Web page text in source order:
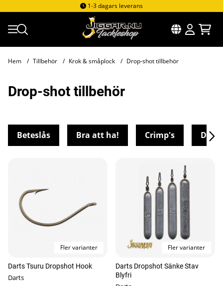
1-3 dagars leverans
Hem Tillbehör Krok & småplock Drop-shot tillbehör
Drop-shot tillbehör
Beteslås Bra att ha! Crimp's
Fler varianter
Darts Tsuru Dropshot Hook
Darts
Fler varianter
Darts Dropshot Sänke Stav
Blyfri